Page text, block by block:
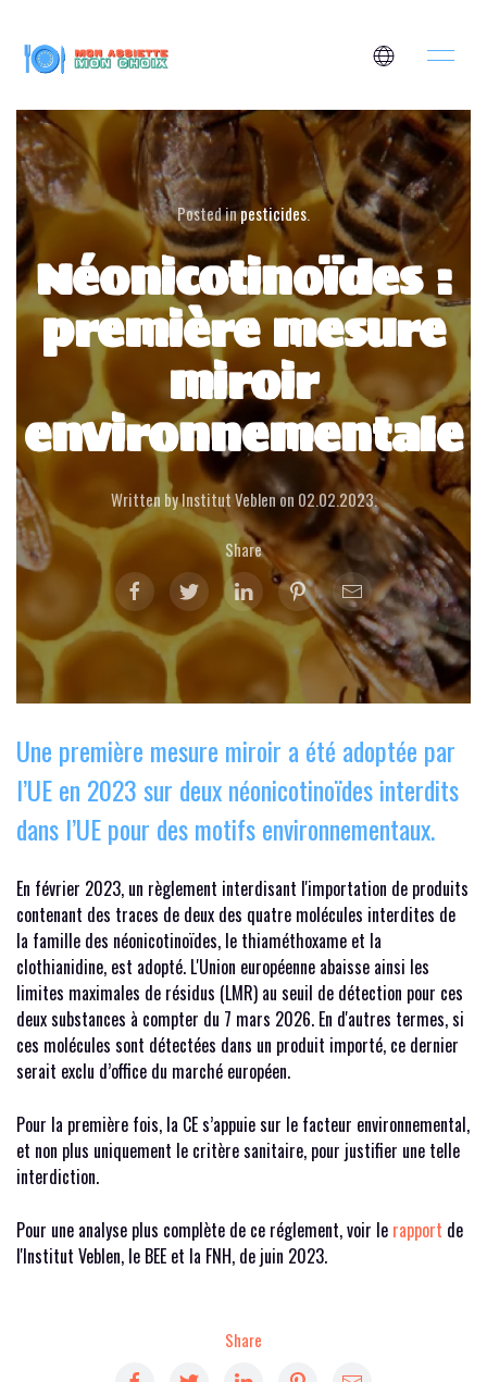
Posted inpesticides.
Néonicotinoïdes :
première mesure
miroir
environnementale
Written by Institut Veblen on 02.02.2023.
Share
Une première mesure miroir a été adoptée par
l’UE en 2023 sur deux néonicotinoïdes interdits
dans l’UE pour des motifs environnementaux.
En février 2023, un règlement interdisant l'importation de produits
contenant des traces de deux des quatre molécules interdites de
la famille des néonicotinoïdes, le thiaméthoxame et la
clothianidine, est adopté. L'Union européenne abaisse ainsi les
limites maximales de résidus (LMR) au seuil de détection pour ces
deux substances à compter du 7 mars 2026. En d'autres termes, si
ces molécules sont détectées dans un produit importé, ce dernier
serait exclu d’office du marché européen.
Pour la première fois, la CE s’appuie sur le facteur environnemental,
et non plus uniquement le critère sanitaire, pour justifier une telle
interdiction.
Pour une analyse plus complète de ce réglement, voir le rapport de
l'Institut Veblen, le BEE et la FNH, de juin 2023.
Share